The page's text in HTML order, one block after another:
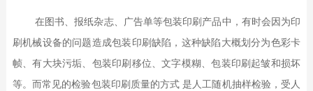
在图书、报纸杂志、广告单等包装印刷产品中，有时会因为印
刷机械设备的问题造成包装印刷缺陷，这种缺陷大概划分为色彩卡
帧、有大块污垢、包装印刷移位、文字模糊、包装印刷起皱和损坏
等。而常见的检验包装印刷质量的方式 是人工随机抽样检验，受人